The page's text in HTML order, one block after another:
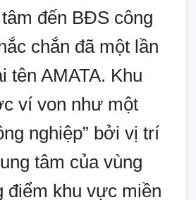
đến BĐS công
chắn đã một lần
tên AMATA. Khu
ví von như một
nghiệp” bởi vị trí
tâm của vùng
điểm khu vực miền